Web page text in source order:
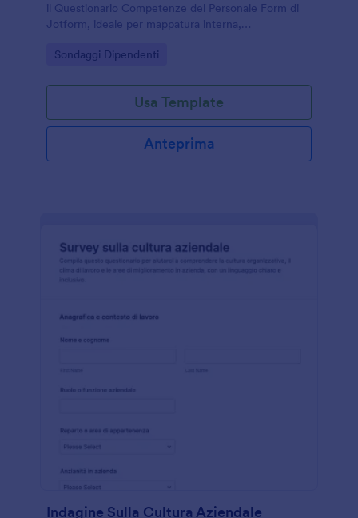
il Questionario Competenze del Personale Form di
Jotform, ideale per mappatura interna,
periodiche in aziende e organizzazioni.
Go to Category:
Sondaggi Dipendenti
Usa Template
Anteprima
Indagine Sulla Cultura Aziendale